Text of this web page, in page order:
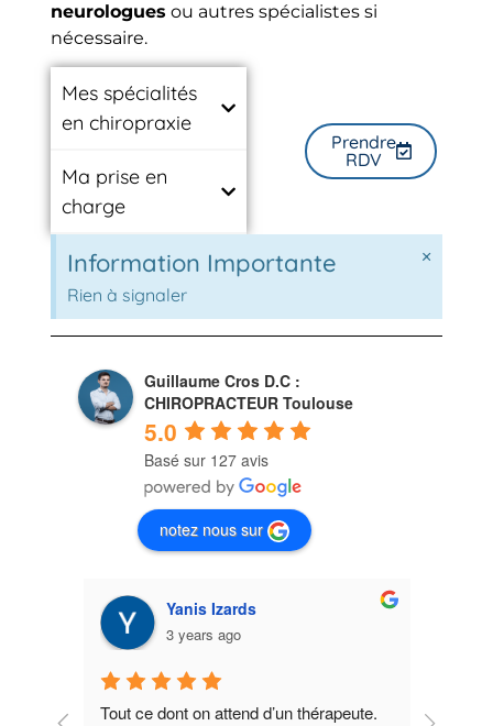
neurologues ou autres spécialistes si
nécessaire.
Mes spécialités
en chiropraxie
Ma prise en
charge
Prendre
RDV
Information Importante
Rien à signaler
×
Guillaume Cros D.C :
CHIROPRACTEUR Toulouse
5.0
Basé sur 127 avis
notez nous sur
Yanis Izards
3 years ago
Tout ce dont on attend d’un thérapeute.